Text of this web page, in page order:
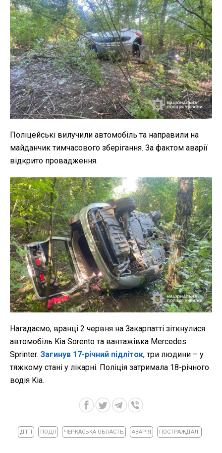
Поліцейські вилучили автомобіль та направили на
майданчик тимчасового зберігання. За фактом аварії
відкрито провадження.
Нагадаємо, вранці 2 червня на Закарпатті зіткнулися
автомобіль Kia Sorento та вантажівка Mercedes
Sprinter. Загинув 17-річний підліток, три людини – у
тяжкому стані у лікарні. Поліція затримала 18-річного
водія Kia.
ДТП ПОДІЇ ЧЕРКАСЬКА ОБЛАСТЬ АВАРІЯ ПОСТРАЖДАЛІ